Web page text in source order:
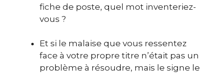
fiche de poste, quel mot inventeriez-
vous ?
Et si le malaise que vous ressentez
face à votre propre titre n’était pas un
problème à résoudre, mais le signe le